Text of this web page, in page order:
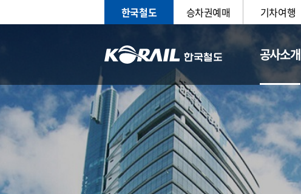
한국철도 승차권예매 기차여행
공사소개
CEO 일반현황